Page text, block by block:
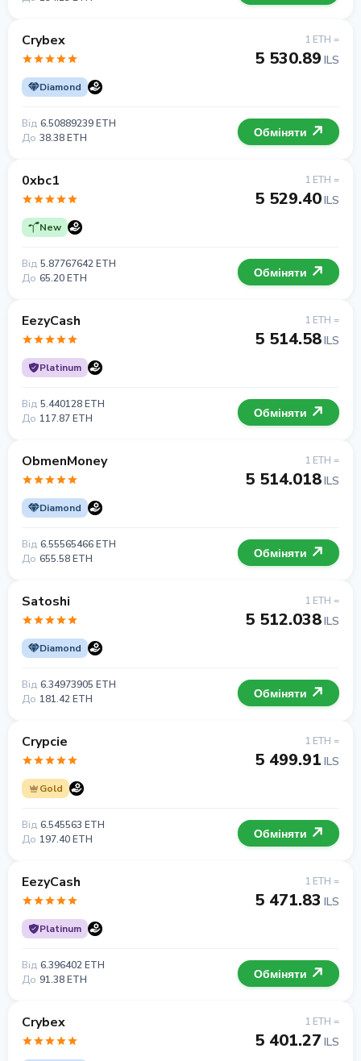
Crybex
Diamond
1 ETH =
5 530.89 ILS
Від 6.50889239 ETH
До 38.38 ETH Обміняти
0xbc1
New
1 ETH =
5 529.40ILS
Від 5.87767642 ETH
До 65.20 ETH Обміняти
EezyCash
Platinum
1 ETH =
5 514.58ILS
Від 5.440128 ETH
До 117.87 ETH Обміняти
ObmenMoney
Diamond
1 ETH =
5 514.018ILS
Від 6.55565466 ETH
До 655.58 ETH Обміняти
Satoshi
Diamond
1 ETH =
5 512.038ILS
Від 6.34973905 ETH
До 181.42 ETH Обміняти
Crypcie
Gold
1 ETH =
5 499.91 ILS
Від 6.545563 ETH
До 197.40 ETH Обміняти
EezyCash
Platinum
1 ETH =
5 471.83 ILS
Від 6.396402 ETH
До 91.38 ETH Обміняти
Crybex 1 ETH =
5 401.27 ILS